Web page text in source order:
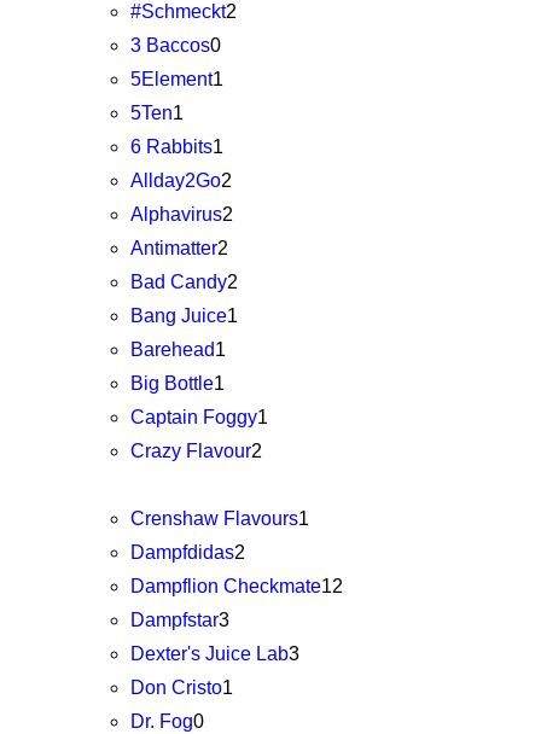
#Schmeckt2
3 Baccos0
5Element1
5Ten1
6 Rabbits1
Allday2Go2
Alphavirus2
Antimatter2
Bad Candy2
Bang Juice1
Barehead1
Big Bottle1
Captain Foggy1
Crazy Flavour2
Crenshaw Flavours1
Dampfdidas2
Dampflion Checkmate12
Dampfstar3
Dexter's Juice Lab3
Don Cristo1
Dr. Fog0